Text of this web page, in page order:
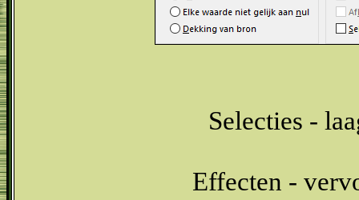
Selecties -
Effecten -